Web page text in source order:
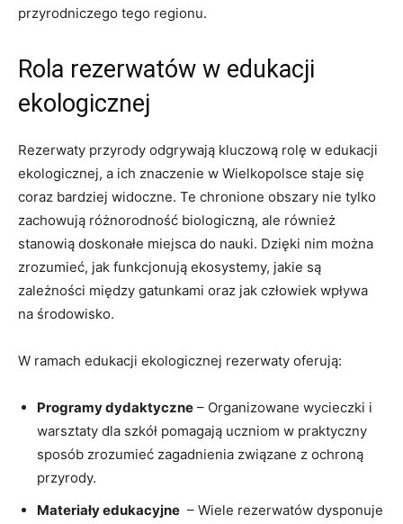
przyrodniczego tego regionu.
Rola​ rezerwatów‍ w ⁤edukacji‍
ekologicznej
Rezerwaty przyrody ​odgrywają kluczową rolę w edukacji
ekologicznej, a ⁣ich znaczenie w Wielkopolsce staje się⁤
coraz bardziej​ widoczne. Te⁢ chronione obszary nie tylko
zachowują ⁣różnorodność biologiczną, ale ‌również
⁢stanowią doskonałe miejsca do nauki. Dzięki‌ nim można
zrozumieć, jak funkcjonują‌ ekosystemy, jakie są
zależności między gatunkami ⁤oraz jak człowiek wpływa
na środowisko.
W ramach edukacji ekologicznej rezerwaty ⁢oferują:
Programy dydaktyczne – Organizowane wycieczki⁣ i
warsztaty dla szkół pomagają⁢ uczniom ‌w praktyczny
sposób zrozumieć zagadnienia związane z ‌ochroną
przyrody.
Materiały edukacyjne ​ – Wiele rezerwatów dysponuje